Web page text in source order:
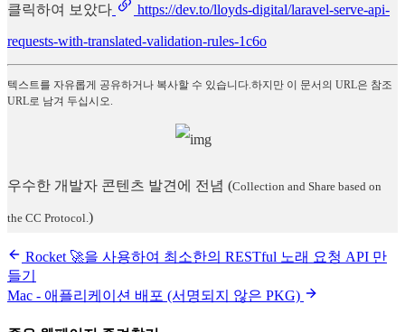
클릭하여 보았다 https://dev.to/lloyds-digital/laravel-serve-api-
requests-with-translated-validation-rules-1c6o
텍스트를 자유롭게 공유하거나 복사할 수 있습니다.하지만 이 문서의 URL은 참조
URL로 남겨 두십시오.
우수한 개발자 콘텐츠 발견에 전념 (Collection and Share based on
the CC Protocol.)
Rocket 🚀을 사용하여 최소한의 RESTful 노래 요청 API 만
들기
Mac - 애플리케이션 배포 (서명되지 않은 PKG)